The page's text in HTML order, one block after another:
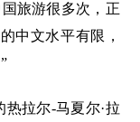
旅游很多次，正
中文水平有限，
拉尔-马夏尔·拉